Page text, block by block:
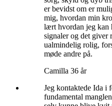
er bevidst om er
mig, hvordan min
lært hvordan jeg kan
signaler og det giver
ualmindelig rolig,
møde andre på.
Camilla 36 år
Jeg kontaktede Ida i
fundamental